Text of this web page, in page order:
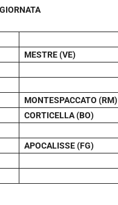
MESTRE (VE)
MONTESPACCATO (RM)
CORTICELLA (BO)
APOCALISSE (FG)